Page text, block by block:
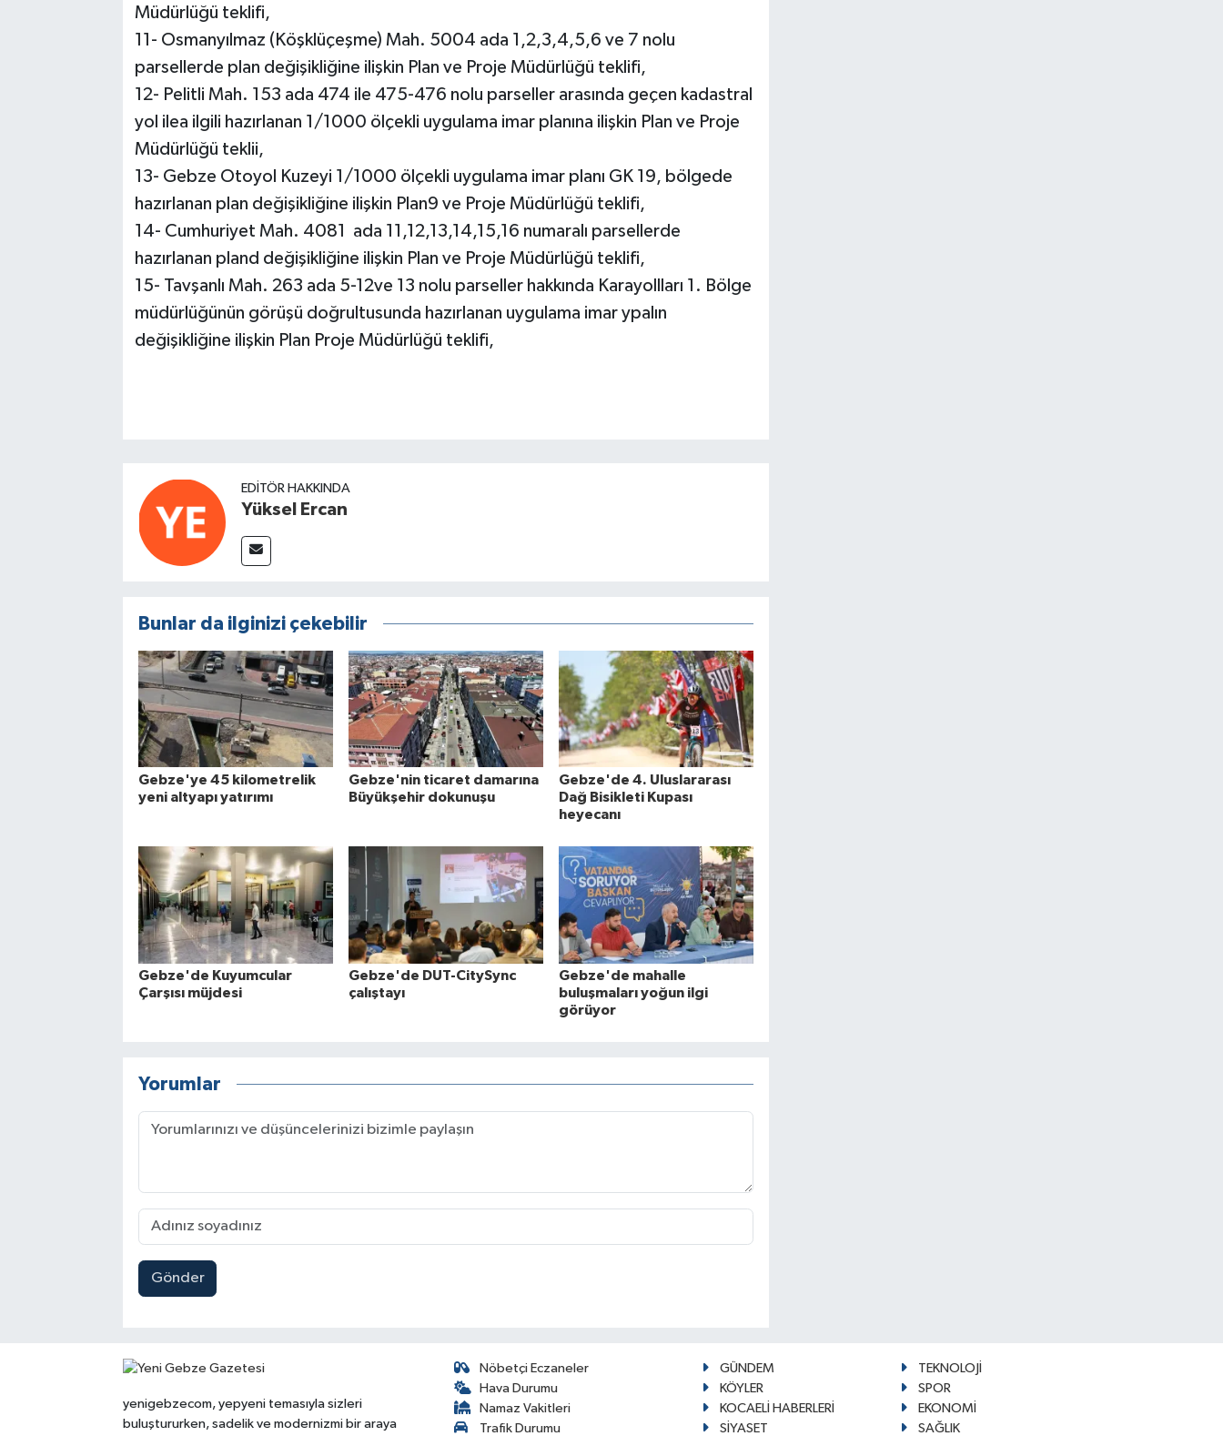
Müdürlüğü teklifi,
11- Osmanyılmaz (Köşklüçeşme) Mah. 5004 ada 1,2,3,4,5,6 ve 7 nolu
parsellerde plan değişikliğine ilişkin Plan ve Proje Müdürlüğü teklifi,
12- Pelitli Mah. 153 ada 474 ile 475-476 nolu parseller arasında geçen kadastral
yol ilea ilgili hazırlanan 1/1000 ölçekli uygulama imar planına ilişkin Plan ve Proje
Müdürlüğü teklii,
13- Gebze Otoyol Kuzeyi 1/1000 ölçekli uygulama imar planı GK 19, bölgede
hazırlanan plan değişikliğine ilişkin Plan9 ve Proje Müdürlüğü teklifi,
14- Cumhuriyet Mah. 4081 ada 11,12,13,14,15,16 numaralı parsellerde
hazırlanan pland değişikliğine ilişkin Plan ve Proje Müdürlüğü teklifi,
15- Tavşanlı Mah. 263 ada 5-12ve 13 nolu parseller hakkında Karayollları 1. Bölge
müdürlüğünün görüşü doğrultusunda hazırlanan uygulama imar ypalın
değişikliğine ilişkin Plan Proje Müdürlüğü teklifi,
EDITÖR HAKKINDA
Yüksel Ercan
Bunlar da ilginizi çekebilir
Gebze'ye 45 kilometrelik
yeni altyapı yatırımı
Gebze'nin ticaret damarına
Büyükşehir dokunuşu
Gebze'de 4. Uluslararası
Dağ Bisikleti Kupası
heyecanı
Gebze'de Kuyumcular
Çarşısı müjdesi
Gebze'de DUT-CitySync
çalıştayı
Gebze'de mahalle
buluşmaları yoğun ilgi
görüyor
Yorumlar
Gönder
yenigebzecom, yepyeni temasıyla sizleri
buluştururken, sadelik ve modernizmi bir araya
Nöbetçi Eczaneler
Hava Durumu
Namaz Vakitleri
Trafik Durumu
GÜNDEM
TEKNOLOJİ
KÖYLER
SPOR
KOCAELİ HABERLERİ
EKONOMİ
SİYASET
SAĞLIK